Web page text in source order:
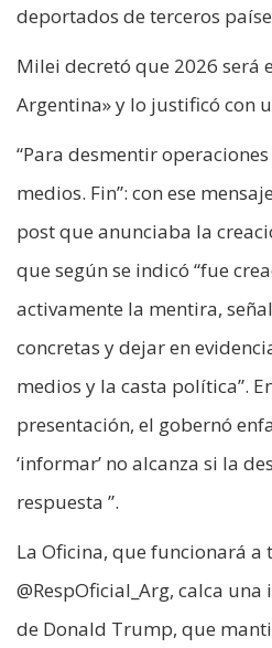
deportados de terceros
Milei decretó que 2026 será
Argentina» y lo justificó con
“Para desmentir
medios. Fin”: con ese
post que anunciaba la
que según se indicó “fue
activamente la mentira,
concretas y dejar en
medios y la casta política”.
presentación, el gobernó
‘informar’ no alcanza si la
respuesta ”.
La Oficina, que funcionará a
@RespOficial_Arg, calca
de Donald Trump, que